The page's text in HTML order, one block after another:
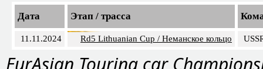
Дата Этап / трасса
11.11.2024 Rd5 Lithuanian Cup / Неманское кольцо
EurAsian Touring car